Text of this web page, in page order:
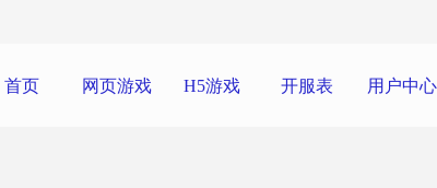
首页 网页游戏 H5游戏 开服表 用户中心